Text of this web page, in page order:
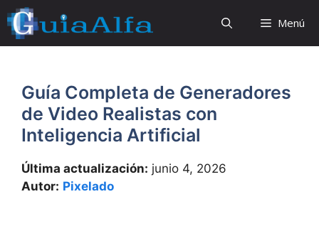
Saltar
al
contenido
Menú
Guía Completa de Generadores
de Video Realistas con
Inteligencia Artificial
Última actualización: junio 4, 2026
Autor: Pixelado